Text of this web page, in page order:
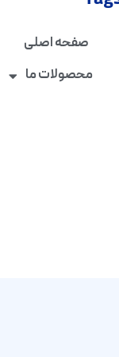
صفحه اصلی
محصولات ما